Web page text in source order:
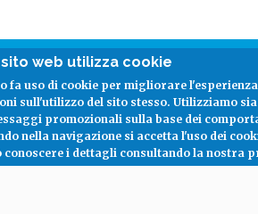
web utilizza cookie
fa uso di cookie per migliorare
sull'utilizzo del sito stesso. Utilizziamo
promozionali sulla base dei
nella navigazione si accetta l'uso dei
conoscere i dettagli consultando la nostra